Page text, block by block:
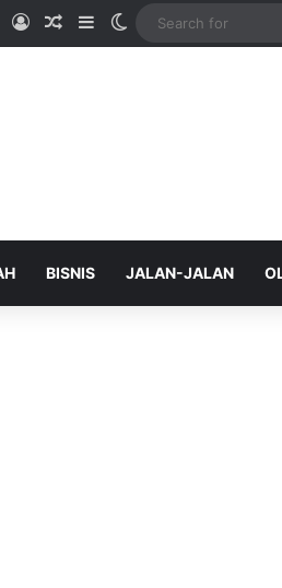
Log InRandom Article
SidebarSwitch skin
BISNIS JALAN-JALAN